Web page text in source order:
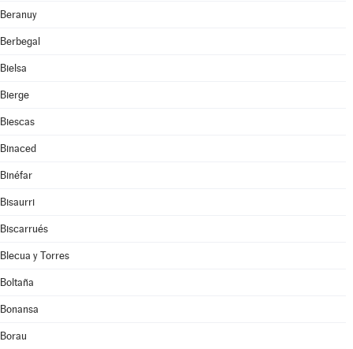
Beranuy
Berbegal
Bielsa
Bierge
Biescas
Binaced
Binéfar
Bisaurri
Biscarrués
Blecua y Torres
Boltaña
Bonansa
Borau